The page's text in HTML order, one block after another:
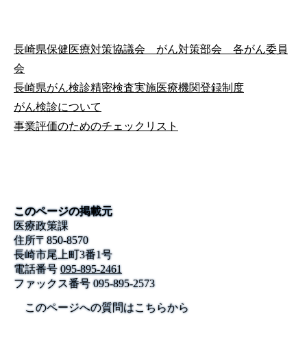
長崎県保健医療対策協議会 がん対策部会 各がん委員
会
長崎県がん検診精密検査実施医療機関登録制度
がん検診について
事業評価のためのチェックリスト
このページの掲載元
医療政策課
住所〒850-8570
長崎市尾上町3番1号
電話番号 095-895-2461
ファックス番号095-895-2573
このページへの質問はこちらから